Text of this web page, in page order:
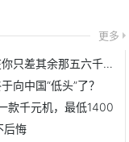
更多
多款iPhone降价！iPhone最高降450元 现在你只差其余那五六千元了
向中国“低头”了？
款千元机，最低1400
后悔